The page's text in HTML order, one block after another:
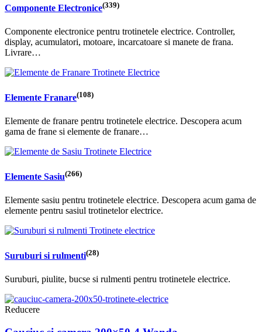
Componente Electronice(339)
Componente electronice pentru trotinetele electrice. Controller,
display, acumulatori, motoare, incarcatoare si manete de frana.
Livrare…
Elemente Franare(108)
Elemente de franare pentru trotinetele electrice. Descopera acum
gama de frane si elemente de franare…
Elemente Sasiu(266)
Elemente sasiu pentru trotinetele electrice. Descopera acum gama de
elemente pentru sasiul trotinetelor electrice.
Suruburi si rulmenti(28)
Suruburi, piulite, bucse si rulmenti pentru trotinetele electrice.
Reducere